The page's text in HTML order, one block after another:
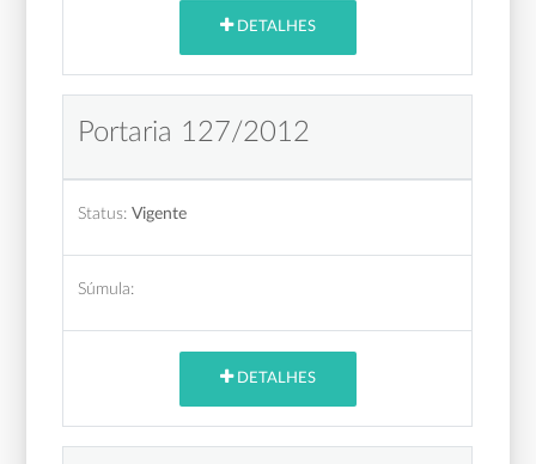
DETALHES
Portaria 127/2012
Status: Vigente
Súmula:
DETALHES